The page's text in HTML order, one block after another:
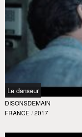
Le danseur
DISONSDEMAIN
FRANCE / 2017